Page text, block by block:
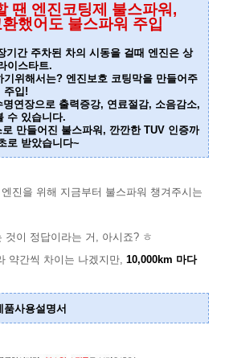
땐 엔진코팅제 불스파워,
했어도 불스파워 주입
기간 주차된 차의 시동을 걸때 엔진은 상
이스타트.
위해서는? 엔진보호 코팅막을 만들어주
주입!
연장으로 출력증강, 연료절감, 소음감소,
수 있습니다.
만들어진 불스파워, 깐깐한 TUV 인증까
로 받았습니다~
진을 위해 지금부터 불스파워 챙겨주시는
것이 정답이라는 거, 아시죠? ㅎ
약간씩 차이는 나겠지만, 10,000km 마다
사용설명서